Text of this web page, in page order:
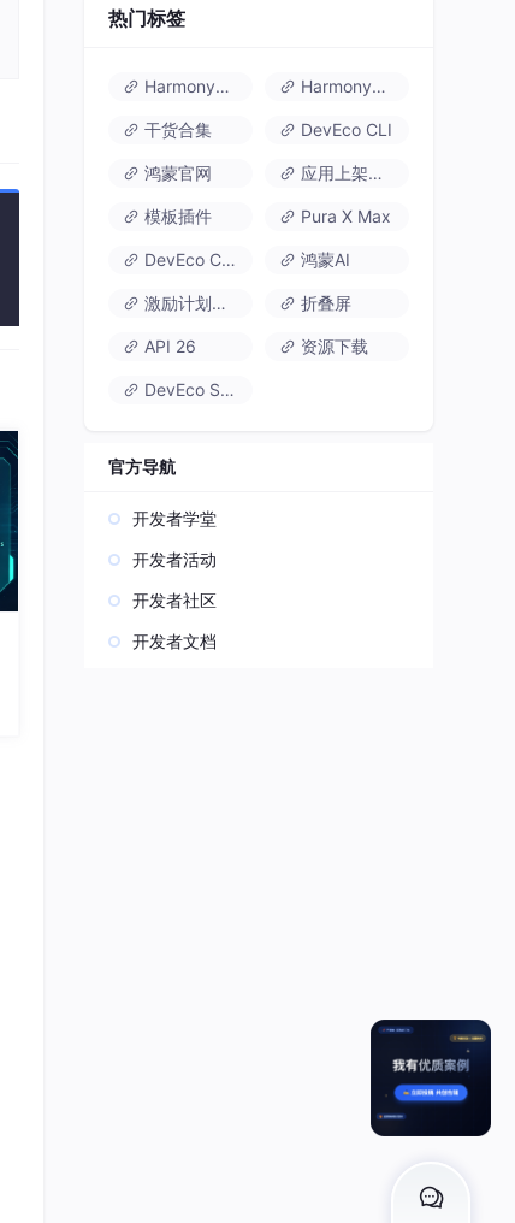
热门标签
HarmonyOS 6 HarmonyOS 7.0
干货合集 DevEco CLI
鸿蒙官网 应用上架速通
模板插件 Pura X Max
DevEco Code 鸿蒙AI
激励计划达标指南 折叠屏
API 26 资源下载
DevEco Studio
官方导航
开发者学堂
开发者活动
开发者社区
开发者文档